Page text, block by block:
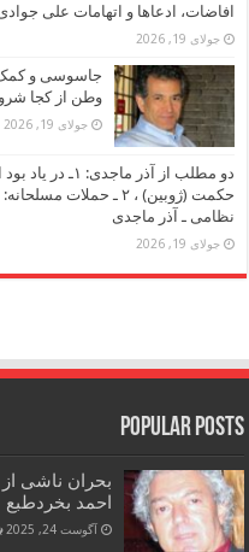
افاضات، ادعاها و اتهامات علی
جولای 19, 2026
جاسوسی و کمک
وطن از کجا
جولای 19, 2026
دو مطلب از آذر
حکمت (ژوبین) ، ۲ ـ
نظامی ـ آذر ماجدی
جولای 19, 2026
Popular Posts
بحران ناشی
احمد بخردطبع
آگوست 24, 2025